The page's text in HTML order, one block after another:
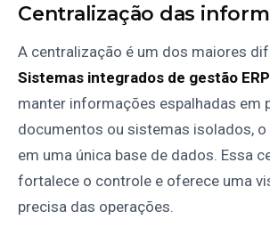
Centralização das
A centralização é um dos maiores
Sistemas integrados de gestão ERP
manter informações espalhadas em
documentos ou sistemas isolados, o
em uma única base de dados. Essa
fortalece o controle e oferece uma
precisa das operações.